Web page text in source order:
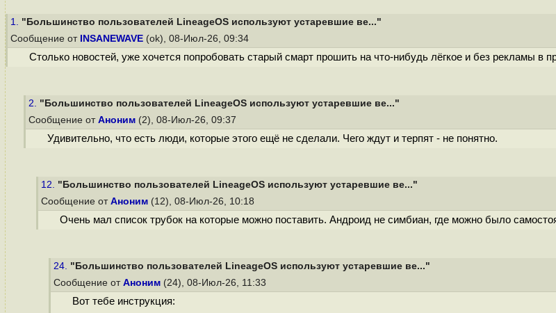
1. "Большинство пользователей LineageOS используют устаревшие ве..."
Сообщение от INSANEWAVE (ok), 08-Июл-26, 09:34
Столько новостей, уже хочется попробовать старый смарт прошить на что-нибудь лёгкое и без рекламы в
2. "Большинство пользователей LineageOS используют устаревшие ве..."
Сообщение от Аноним (2), 08-Июл-26, 09:37
Удивительно, что есть люди, которые этого ещё не сделали. Чего ждут и терпят - не понятно.
12. "Большинство пользователей LineageOS используют устаревшие ве..."
Сообщение от Аноним (12), 08-Июл-26, 10:18
Очень мал список трубок на которые можно поставить. Андроид не симбиан, где можно было
24. "Большинство пользователей LineageOS используют устаревшие ве..."
Сообщение от Аноним (24), 08-Июл-26, 11:33
Вот тебе инструкция: